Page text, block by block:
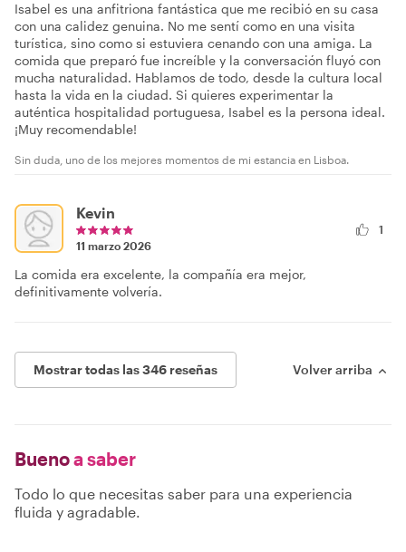
Isabel es una anfitriona fantástica que me recibió en su casa
con una calidez genuina. No me sentí como en una visita
turística, sino como si estuviera cenando con una amiga. La
comida que preparó fue increíble y la conversación fluyó con
mucha naturalidad. Hablamos de todo, desde la cultura local
hasta la vida en la ciudad. Si quieres experimentar la
auténtica hospitalidad portuguesa, Isabel es la persona ideal.
¡Muy recomendable!
Sin duda, uno de los mejores momentos de mi estancia en Lisboa.
Kevin
11 marzo 2026
1
La comida era excelente, la compañía era mejor,
definitivamente volvería.
Mostrar todas las 346 reseñas Volver arriba
Buenoa saber
Todo lo que necesitas saber para una experiencia
fluida y agradable.